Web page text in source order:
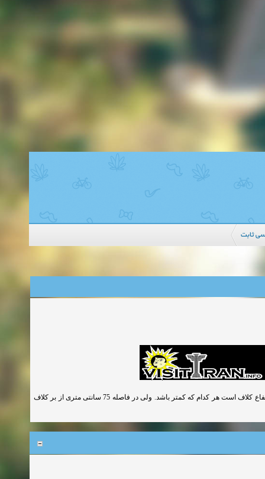
ثابت
حداکثر فاصله خاموتها در کلاف های ساختمان بنایی برابر 25 سانتی متر یا به اندازه ارتفاع کلاف است هر کدام که کمتر باشد. ولی در فاصله 75 سانتی متری از بر کلاف